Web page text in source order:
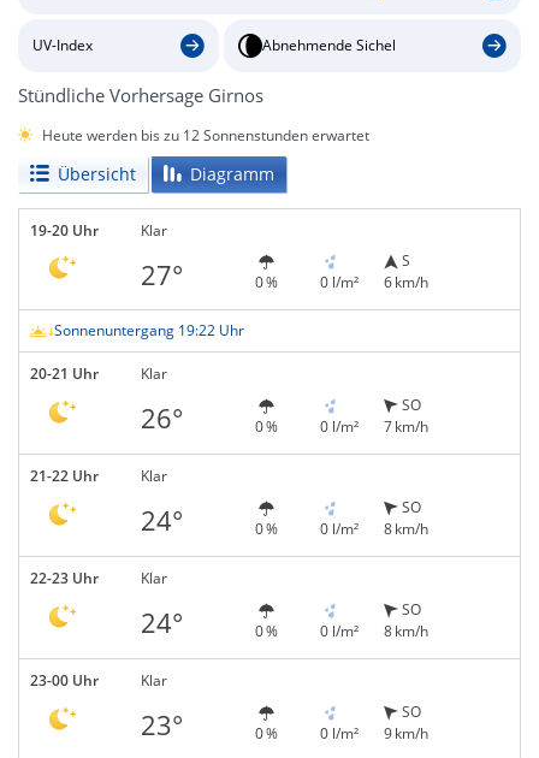
UV-Index Abnehmende Sichel
Stündliche Vorhersage Girnos
Heute werden bis zu 12 Sonnenstunden erwartet
Übersicht Diagramm
19-20 Uhr Klar
27° 0 % 0 l/m²
S
6 km/h
Sonnenuntergang 19:22 Uhr
20-21 Uhr Klar
26° 0 % 0 l/m²
SO
7 km/h
21-22 Uhr Klar
24° 0 % 0 l/m²
SO
8 km/h
22-23 Uhr Klar
24° 0 % 0 l/m²
SO
8 km/h
23-00 Uhr Klar
23° 0 % 0 l/m²
SO
9 km/h